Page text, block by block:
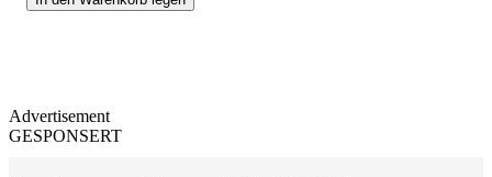
Advertisement
GESPONSERT